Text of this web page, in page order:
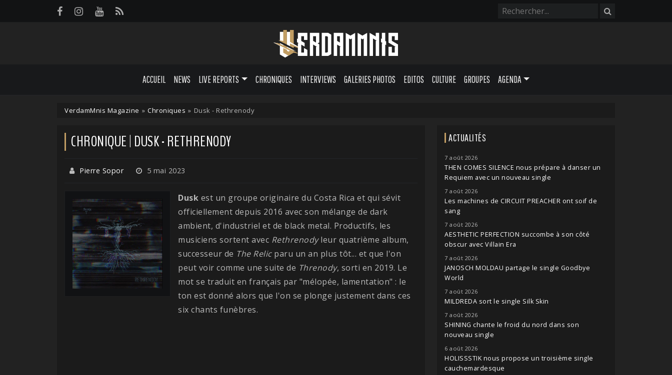
ACCUEIL NEWS LIVE REPORTS CHRONIQUES INTERVIEWS GALERIES PHOTOS EDITOS CULTURE GROUPES AGENDA
VerdamMnis Magazine » Chroniques » Dusk - Rethrenody
CHRONIQUE | DUSK - RETHRENODY
Pierre Sopor 5 mai 2023
Dusk est un groupe originaire du Costa Rica et qui sévit
officiellement depuis 2016 avec son mélange de dark
ambient, d'industriel et de black metal. Productifs, les
musiciens sortent avec Rethrenodyleur quatrième album,
successeur de The Relicparu un an plus tôt... et que l'on
peut voir comme une suite de Threnody, sorti en 2019. Le
mot se traduit en français par "mélopée, lamentation" : le
ton est donné alors que l'on se plonge justement dans ces
six chants funèbres.
ACTUALITÉS
7 août 2026
THEN COMES SILENCE nous prépare à danser un
Requiem avec un nouveau single
7 août 2026
Les machines de CIRCUIT PREACHER ont soif de
sang
7 août 2026
AESTHETIC PERFECTION succombe à son côté
obscur avec Villain Era
7 août 2026
JANOSCH MOLDAU partage le single Goodbye
World
7 août 2026
MILDREDA sort le single Silk Skin
7 août 2026
SHINING chante le froid du nord dans son
nouveau single
6 août 2026
HOLISSSTIK nous propose un troisième single
cauchemardesque
Panneau de gestion des cookies